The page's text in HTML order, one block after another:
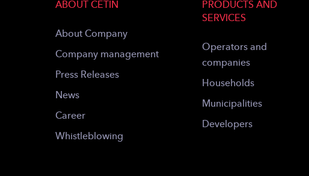
ABOUT CETIN
About Company
Company management
Press Releases
News
Career
Whistleblowing
PRODUCTS AND
SERVICES
Operators and
companies
Households
Municipalities
Developers